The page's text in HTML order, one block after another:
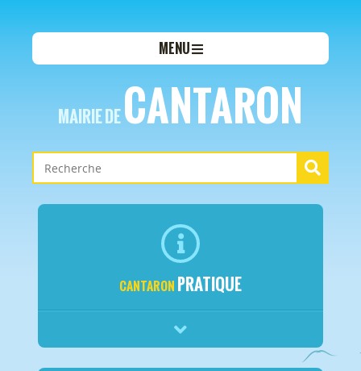
MENU
MAIRIE DECANTARON
CANTARON PRATIQUE